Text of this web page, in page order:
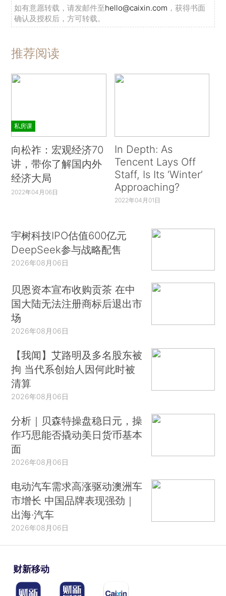
如有意愿转载，请发邮件至hello@caixin.com ，获得书面
确认及授权后，方可转载。
推荐阅读
私房课
向松祚：宏观经济70
讲，带你了解国内外
经济大局
2022年04月06日
In Depth: As
Tencent Lays Off
Staff, Is Its ‘Winter’
Approaching?
2022年04月01日
宇树科技IPO估值600亿元
DeepSeek参与战略配售
2026年08月06日
贝恩资本宣布收购贡茶 在中
国大陆无法注册商标后退出市
场
2026年08月06日
【我闻】艾路明及多名股东被
拘 当代系创始人因何此时被
清算
2026年08月06日
分析｜贝森特操盘稳日元，操
作巧思能否撬动美日货币基本
面
2026年08月06日
电动汽车需求高涨驱动澳洲车
市增长 中国品牌表现强劲｜
出海·汽车
2026年08月06日
财新移动